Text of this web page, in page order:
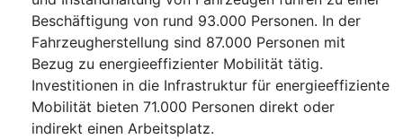
Beschäftigung von rund 93.000 Personen. In der
Fahrzeugherstellung sind 87.000 Personen mit
Bezug zu energieeffizienter Mobilität tätig.
Investitionen in die Infrastruktur für energieeffiziente
Mobilität bieten 71.000 Personen direkt oder
indirekt einen Arbeitsplatz.